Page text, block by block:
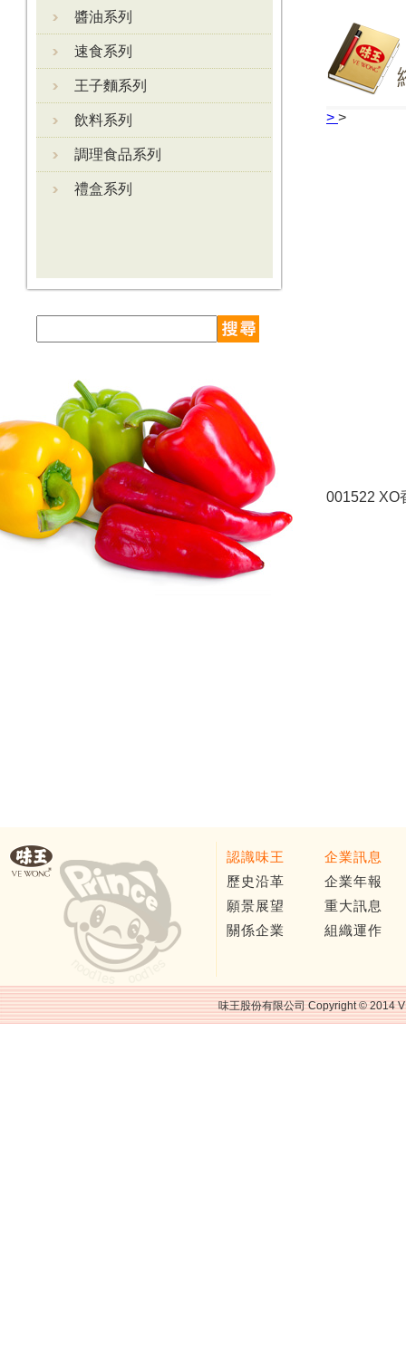
醬油系列
速食系列
王子麵系列
飲料系列
調理食品系列
禮盒系列
> >
001522 XO
認識味王
歷史沿革
願景展望
關係企業
企業訊息
企業年報
重大訊息
組織運作
味王股份有限公司 Copyright © 2014